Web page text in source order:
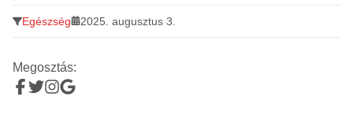
Egészség 2025. augusztus 3.
Megosztás: